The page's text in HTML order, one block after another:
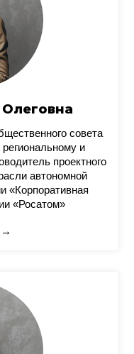
совета
и
проектного
автономной
«Корпоративная
«Росатом»
→